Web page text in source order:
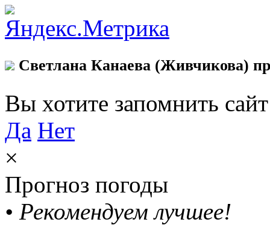
Светлана Канаева (Живчикова)
Вы хотите запомнить
Да Нет
×
Прогноз погоды
• Рекомендуем лучшее!